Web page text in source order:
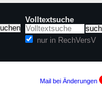
Volltextsuche
nur in RechVersV
Mail bei Änderungen